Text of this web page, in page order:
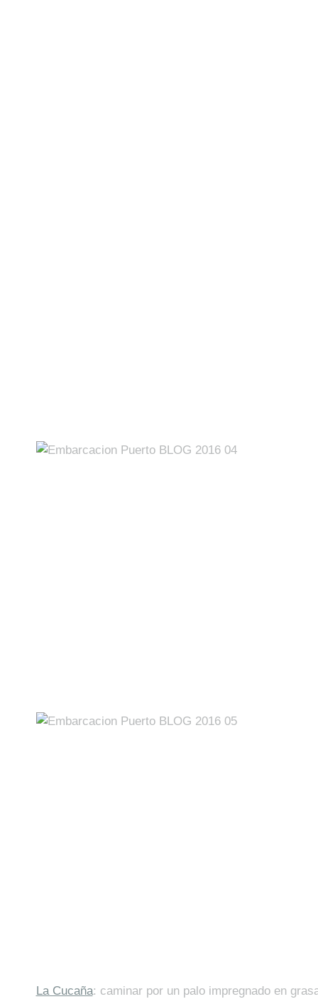
La Cucaña: caminar por un palo impregnado en